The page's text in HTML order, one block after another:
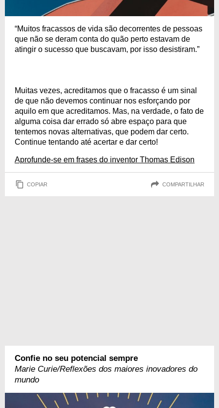
“Muitos fracassos de vida são decorrentes de pessoas
que não se deram conta do quão perto estavam de
atingir o sucesso que buscavam, por isso desistiram.”
Muitas vezes, acreditamos que o fracasso é um sinal
de que não devemos continuar nos esforçando por
aquilo em que acreditamos. Mas, na verdade, o fato de
alguma coisa dar errado só abre espaço para que
tentemos novas alternativas, que podem dar certo.
Continue tentando até acertar e dar certo!
Aprofunde-se em frases do inventor Thomas Edison
COPIAR COMPARTILHAR
Confie no seu potencial sempre
Marie Curie/Reflexões dos maiores inovadores do
mundo